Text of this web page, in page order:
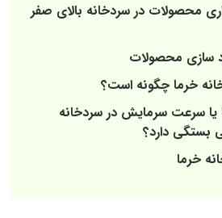
محصولات در سردخانه بالای صفر
سازی محصولات
خرما چگونه است؟
یا سرعت سرمایش در سردخانه
بستگی دارد؟
خرما